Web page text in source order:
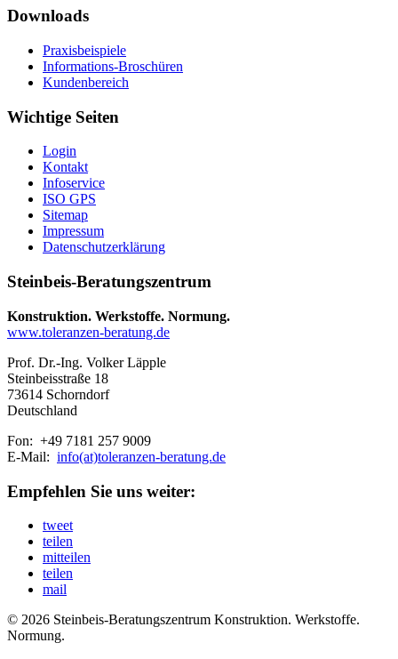
Downloads
Praxisbeispiele
Informations-Broschüren
Kundenbereich
Wichtige Seiten
Login
Kontakt
Infoservice
ISO GPS
Sitemap
Impressum
Datenschutzerklärung
Steinbeis-Beratungszentrum
Konstruktion. Werkstoffe. Normung.
www.toleranzen-beratung.de
Prof. Dr.-Ing. Volker Läpple
Steinbeisstraße 18
73614 Schorndorf
Deutschland
Fon: +49 7181 257 9009
E-Mail: info(at)toleranzen-beratung.de
Empfehlen Sie uns weiter:
tweet
teilen
mitteilen
teilen
mail
© 2026 Steinbeis-Beratungszentrum Konstruktion. Werkstoffe.
Normung.